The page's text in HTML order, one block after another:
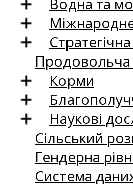
Продовольча
Корми
Наукові
Сільський
Гендерна
Система